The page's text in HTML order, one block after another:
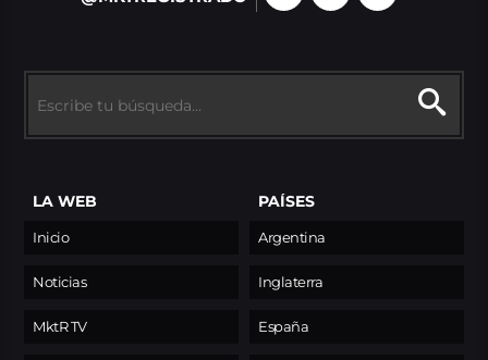
LA WEB
Inicio
Noticias
MktR TV
PAÍSES
Argentina
Inglaterra
España